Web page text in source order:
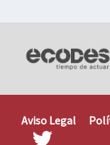
Aviso Legal